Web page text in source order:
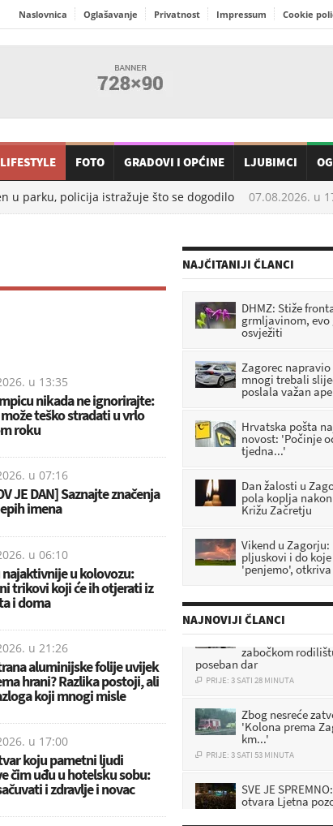
Naslovnica Oglašavanje Privatnost Impressum Cookie
LIFESTYLE FOTO GRADOVI I OPĆINE LJUBIMCI
parku, policija istražuje što se dogodilo 07.08.2026. u
u 13:35
nikada ne ignorirajte:
teško stradati u vrlo
roku
u 07:16
JE DAN] Saznajte značenja
imena
u 06:10
najaktivnije u kolovozu:
trikovi koji će ih otjerati iz
i doma
u 21:26
aluminijske folije uvijek
hrani? Razlika postoji, ali
koji mnogi misle
u 17:00
koju pametni ljudi
čim uđu u hotelsku sobu:
i zdravlje i novac
NAJČITANIJI ČLANCI
DHMZ: Stiže
grmljavinom, evo
osvježiti
Zagorec
mnogi trebali
poslala važan
Hrvatska pošta
novost: 'Počinje
tjedna...'
Dan žalosti u
pola koplja
Križu Začretju
Vikend u Zagorju:
pljuskovi i do
'penjemo',
NAJNOVIJI ČLANCI
Prva uspomena
Zagorju: Svaka
poseban dar
 PRIJE: 3 SATI 28 MINUTA
'Kolona prema
km...'
PRIJE: 3 SATI 53 MINUTA
otvara Ljetna
Oroslavja uz